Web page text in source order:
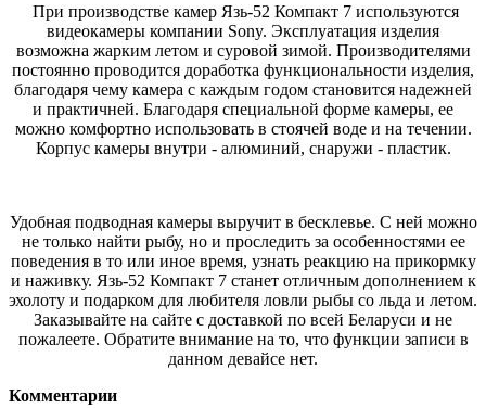
При производстве камер Язь-52 Компакт 7 используются
видеокамеры компании Sony. Эксплуатация изделия
возможна жарким летом и суровой зимой. Производителями
постоянно проводится доработка функциональности изделия,
благодаря чему камера с каждым годом становится надежней
и практичней. Благодаря специальной форме камеры, ее
можно комфортно использовать в стоячей воде и на течении.
Корпус камеры внутри - алюминий, снаружи - пластик.
Удобная подводная камеры выручит в бесклевье. С ней можно
не только найти рыбу, но и проследить за особенностями ее
поведения в то или иное время, узнать реакцию на прикормку
и наживку. Язь-52 Компакт 7 станет отличным дополнением к
эхолоту и подарком для любителя ловли рыбы со льда и летом.
Заказывайте на сайте с доставкой по всей Беларуси и не
пожалеете. Обратите внимание на то, что функции записи в
данном девайсе нет.
Комментарии